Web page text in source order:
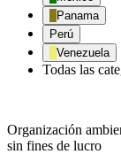
Panama
Perú
Venezuela
Todas las
Organización
sin fines de lucro